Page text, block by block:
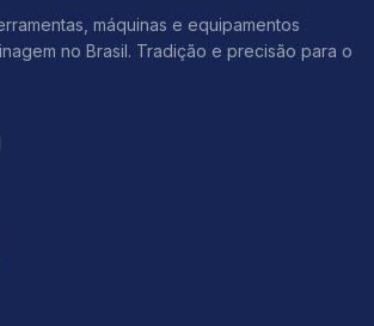
máquinas e equipamentos
no Brasil. Tradição e precisão para o